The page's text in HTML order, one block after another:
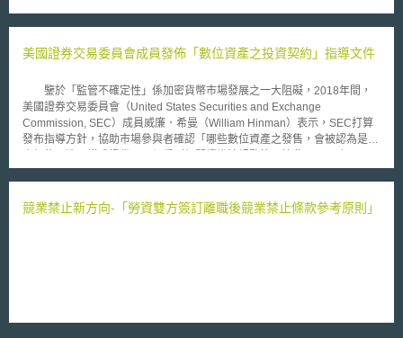
務競爭，以增加寬頻服務市場之競爭，提高美國之寬頻普及率。而就此次所
頻上網服務受到較低的管制，有助於達成隨時隨地提供所有美國民眾寬頻接
之寬頻接取平台給予一致的管制措施，並且對於相同之服務採取相同的管制
方式。基於上述原因，FCC此次將電力線寬頻上網分類為資訊服務並不讓人
感到意外。 FCC主席Kevin J. Martin進一步在其聲明中表示，雖然目前
電力線寬頻上網人口並不多，然在2005年其成長率卻將近200％，顯見電力
線寬頻上網服務之市場潛力不容忽視，將可幫助達成美國總統定下於2007
美國證券交易委員會成員發佈「數位資產之投資契約」指導文件
鑒於「監管不確定性」係加密貨幣市場發展之一大阻礙，2018年間，
美國證券交易委員會（United States Securities and Exchange
Commission, SEC）成員威廉．希曼（William Hinman）表示，SEC打算
發布指導方針，協助市場參與者確認「哪些數位資產之發售，會被認為是投
日，SEC公布指導文件：「數位資產之投資契約分析框架」（Framework
文件為內部成員之意見，不具正式法律效力，不得拘束SEC企業財務局或委
競業禁止新方向-「勞資雙方簽訂離職後競業禁止條款參考原則」